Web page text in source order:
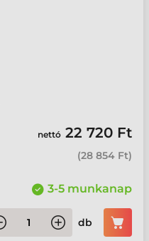
nettó 22 720 Ft
(28 854 Ft)
3-5 munkanap
db